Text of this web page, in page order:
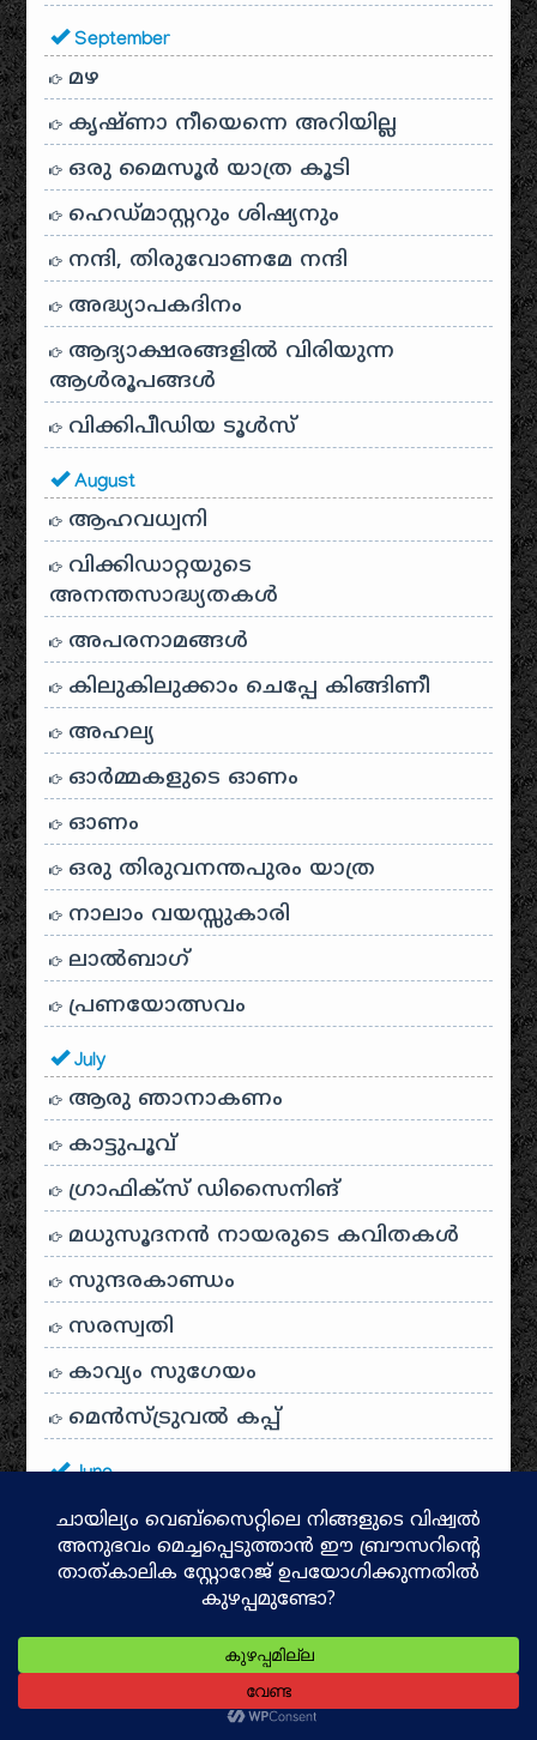
September
മഴ
കൃഷ്ണാ നീയെന്നെ അറിയില്ല
ഒരു മൈസൂർ യാത്ര കൂടി
ഹെഡ്മാസ്റ്ററും ശിഷ്യനും
നന്ദി, തിരുവോണമേ നന്ദി
അദ്ധ്യാപകദിനം
ആദ്യാക്ഷരങ്ങളിൽ വിരിയുന്ന
ആൾരൂപങ്ങൾ
വിക്കിപീഡിയ ടൂൾസ്
August
ആഹവധ്വനി
വിക്കിഡാറ്റയുടെ
അനന്തസാദ്ധ്യതകള്‍
അപരനാമങ്ങൾ
കിലുകിലുക്കാം ചെപ്പേ കിങ്ങിണീ
അഹല്യ
ഓര്‍മ്മകളുടെ ഓണം
ഓണം
ഒരു തിരുവനന്തപുരം യാത്ര
നാലാം വയസ്സുകാരി
ലാൽബാഗ്
പ്രണയോത്സവം
July
ആരു ഞാനാകണം
കാട്ടുപൂവ്
ഗ്രാഫിക്സ് ഡിസൈനിങ്
മധുസൂദനൻ നായരുടെ കവിതകൾ
സുന്ദരകാണ്ഡം
സരസ്വതി
കാവ്യം സുഗേയം
മെന്‍സ്ട്രുവല്‍ കപ്പ്
June
ഭാരത ഭാഗ്യവിധാതാ
കഥാലോകം
ആത്മികയുടെ പഠനാരംഭം